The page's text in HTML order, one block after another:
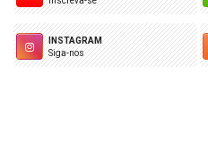
INSTAGRAM
Siga-nos